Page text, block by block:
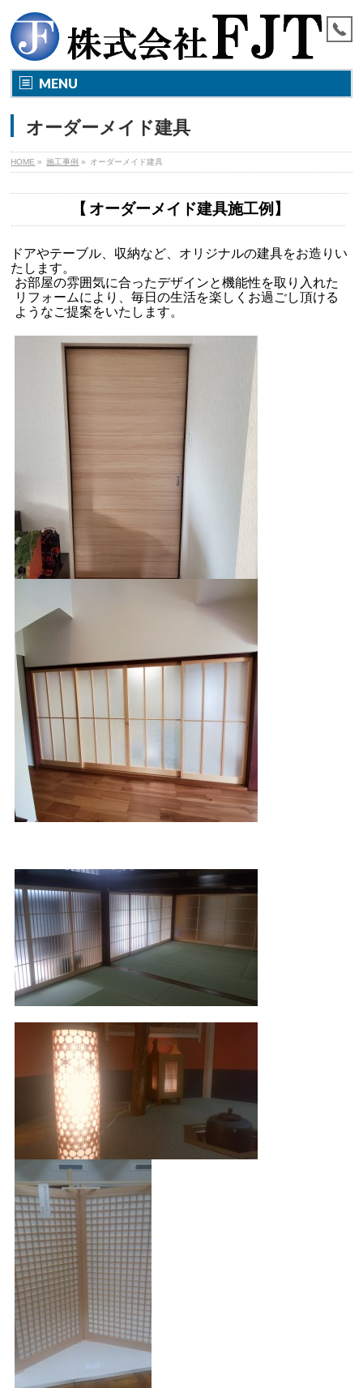
MENU
オーダーメイド建具
HOME » 施工事例 » オーダーメイド建具
【 オーダーメイド建具施工例】
ドアやテーブル、収納など、オリジナルの建具をお造りい
たします。
お部屋の雰囲気に合ったデザインと機能性を取り入れた
リフォームにより、毎日の生活を楽しくお過ごし頂ける
ようなご提案をいたします。